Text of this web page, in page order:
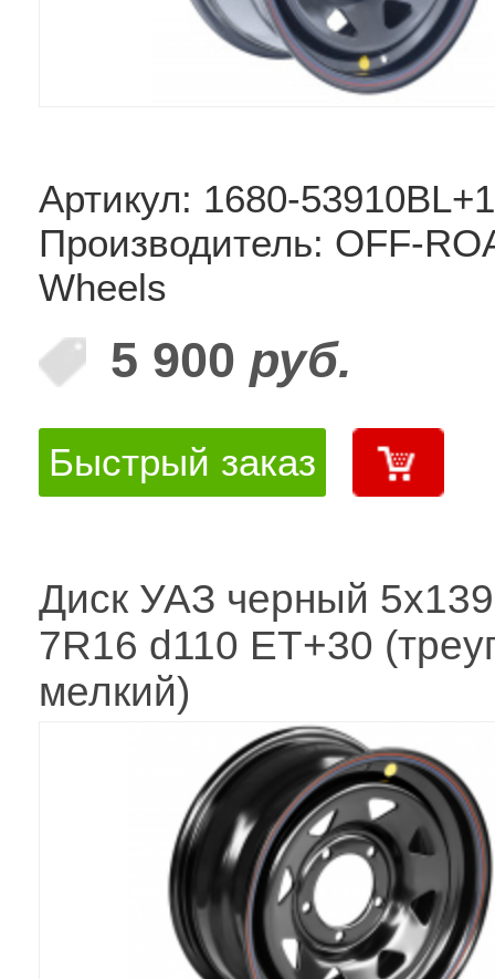
Артикул: 1680-
Производитель: OFF-
Wheels
5 900 руб.
Быстрый заказ
Диск УАЗ черный
7R16 d110 ET+30
мелкий)